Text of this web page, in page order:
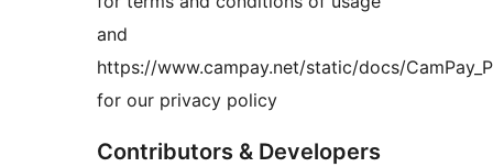
and
https://www.campay.net/static/docs/
for our privacy policy
Contributors & Developers